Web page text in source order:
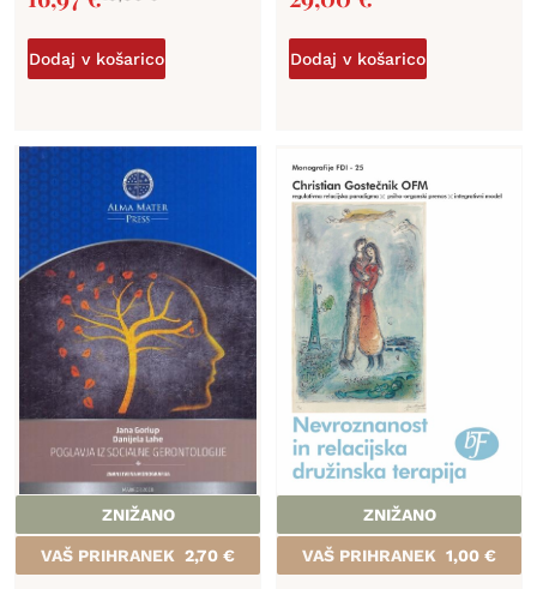
Dodaj v košarico Dodaj v košarico
ZNIŽANO
VAŠ PRIHRANEK 2,70 €
ZNIŽANO
VAŠ PRIHRANEK 1,00 €